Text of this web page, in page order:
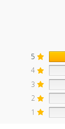
5
4
3
2
1